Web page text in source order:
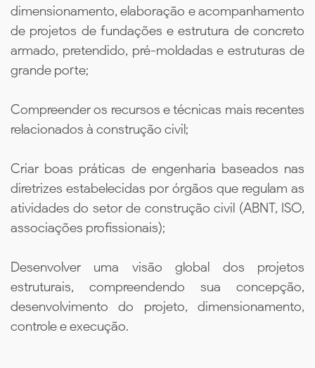
dimensionamento, elaboração e acompanhamento
de projetos de fundações e estrutura de concreto
armado, pretendido, pré-moldadas e estruturas de
grande porte;
Compreender os recursos e técnicas mais recentes
relacionados à construção civil;
Criar boas práticas de engenharia baseados nas
diretrizes estabelecidas por órgãos que regulam as
atividades do setor de construção civil (ABNT, ISO,
associações profissionais);
Desenvolver uma visão global dos projetos
estruturais, compreendendo sua concepção,
desenvolvimento do projeto, dimensionamento,
controle e execução.